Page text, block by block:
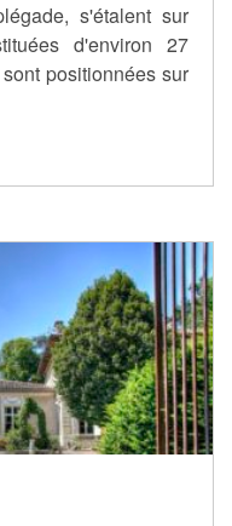
s'étalent sur
d'environ 27
positionnées sur